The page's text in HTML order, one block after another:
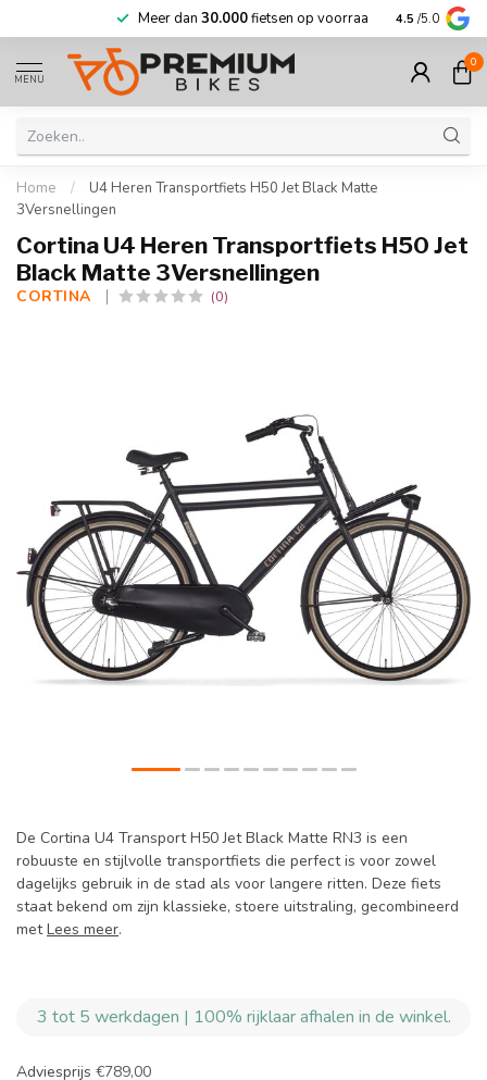
30.000fietsen op voorraad Korting tot
4.5 /5.0
MENU
0
Home /
U4 Heren Transportfiets H50 Jet Black Matte
3Versnellingen
Cortina U4 Heren Transportfiets H50 Jet
Black Matte 3Versnellingen
CORTINA (0)
De Cortina U4 Transport H50 Jet Black Matte RN3 is een
robuuste en stijlvolle transportfiets die perfect is voor zowel
dagelijks gebruik in de stad als voor langere ritten. Deze fiets
staat bekend om zijn klassieke, stoere uitstraling, gecombineerd
metLees meer.
3 tot 5 werkdagen | 100% rijklaar afhalen in de winkel.
Adviesprijs €789,00